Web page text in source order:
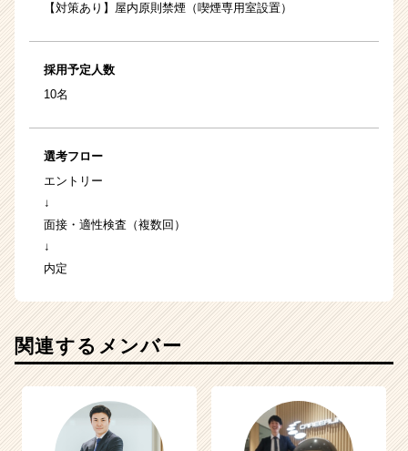
【対策あり】屋内原則禁煙（喫煙専用室設置）
採用予定人数
10名
選考フロー
エントリー
↓
面接・適性検査（複数回）
↓
内定
関連するメンバー